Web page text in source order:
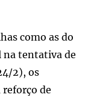
como as do
na tentativa de
2), os
de